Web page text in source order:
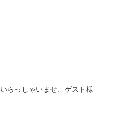
いらっしゃいませ、ゲスト様